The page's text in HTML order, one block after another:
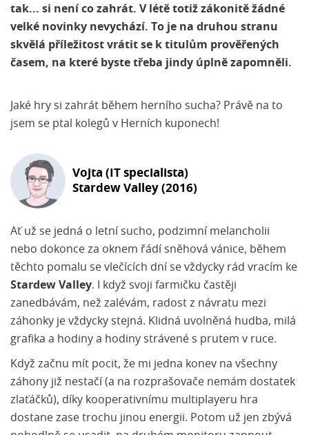
tak... si není co zahrát. V létě totiž zákonitě žádné
velké novinky nevychází. To je na druhou stranu
skvělá příležitost vrátit se k titulům prověřených
časem, na které byste třeba jindy úplně zapomněli.
Jaké hry si zahrát během herního sucha? Právě na to
jsem se ptal kolegů v Herních kuponech!
Vojta (IT specialista)
Stardew Valley (2016)
Ať už se jedná o letní sucho, podzimní melancholii
nebo dokonce za oknem řádí sněhová vánice, během
těchto pomalu se vlečících dní se vždycky rád vracím ke
Stardew Valley. I když svoji farmičku častěji
zanedbávám, než zalévám, radost z návratu mezi
záhonky je vždycky stejná. Klidná uvolněná hudba, milá
grafika a hodiny a hodiny strávené s prutem v ruce.
Když začnu mít pocit, že mi jedna konev na všechny
záhony již nestačí (a na rozprašovače nemám dostatek
zlaťáčků), díky kooperativnímu multiplayeru hra
dostane zase trochu jinou energii. Potom už jen zbývá